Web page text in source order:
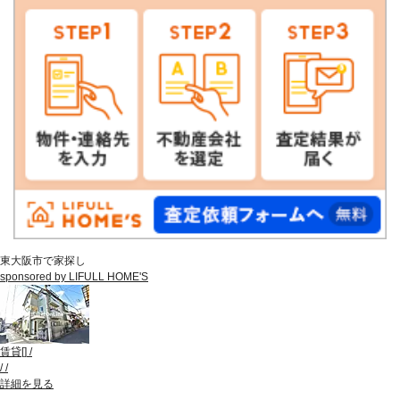
東大阪市で家探し
sponsored by LIFULL HOME'S
賃貸[] /
//
詳細を見る